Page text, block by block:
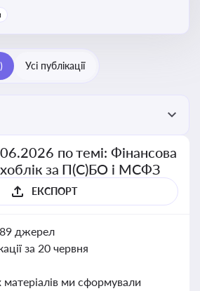
звітності відповідно до
стандартів
Усі публікації
по темі: Фінансова
за П(С)БО і МСФЗ
ЕКСПОРТ
джерел
за 20 червня
матеріалів ми сформували